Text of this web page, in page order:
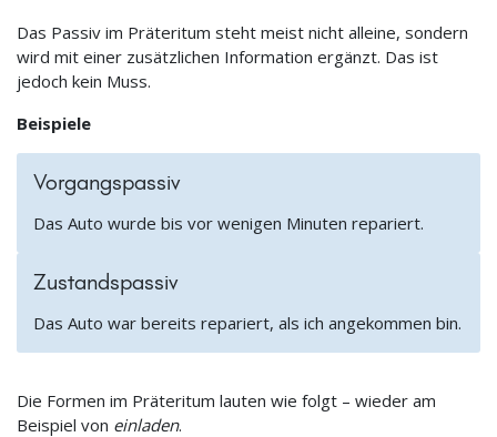
Das Passiv im Präteritum steht meist nicht alleine, sondern
wird mit einer zusätzlichen Information ergänzt. Das ist
jedoch kein Muss.
Beispiele
Vorgangspassiv
Das Auto wurde bis vor wenigen Minuten repariert.
Zustandspassiv
Das Auto war bereits repariert, als ich angekommen bin.
Die Formen im Präteritum lauten wie folgt – wieder am
Beispiel von einladen.